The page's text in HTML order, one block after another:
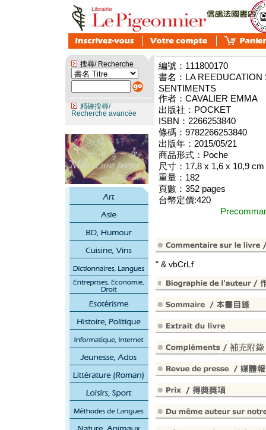
搜尋/ Recherche
精確搜尋/
Recherche avancée
編號：111800170
書名：LA
SENTIMENTS
作者：CAVALIER EMMA
出版社：POCKET
ISBN：2266253840
條碼：9782266253840
出版年：2015/05/21
商品形式：Poche
尺寸：17,8 x 1,6 x 10,9 cm
重量：182
頁數：352 pages
台幣定價:420
" & vbCrLf